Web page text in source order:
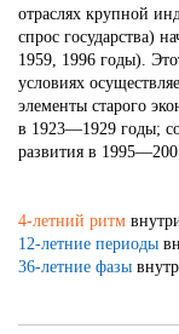
отраслях крупной
спрос государства)
1959, 1996 годы).
условиях
элементы старого
в 1923—1929 годы;
развития в
4-летний ритм
12-летние периоды
36-летние фазы